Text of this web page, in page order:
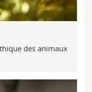
des animaux